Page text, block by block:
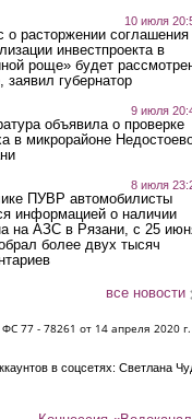
10 июля
о расторжении соглашения
инвестпроекта в
роще» будет
заявил губернатор
9 июля
объявила о проверке
в микрорайоне
8 июля
ПУВР автомобилисты
информацией о наличии
на АЗС в Рязани, с 25
более двух тысяч
все новости
77 - 78261 от 14 апреля 2020 г.
в соцсетях: Светлана